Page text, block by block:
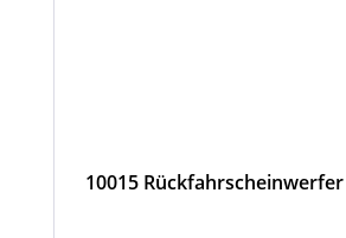
10015 Rückfahrscheinwerfer